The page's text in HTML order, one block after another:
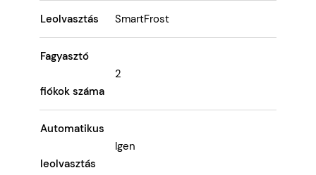
Leolvasztás SmartFrost
Fagyasztó
fiókok száma
2
Automatikus
leolvasztás
Igen